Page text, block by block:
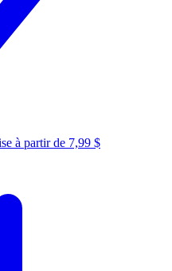
à partir de 7,99 $